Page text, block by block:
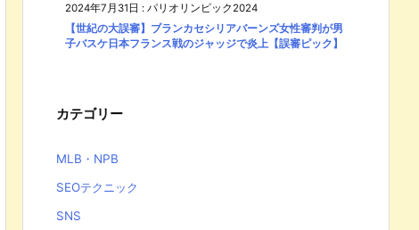
2024年7月31日 : パリオリンピック2024
【世紀の大誤審】ブランカセシリアバーンズ女性審判が男
子バスケ日本フランス戦のジャッジで炎上【誤審ピック】
カテゴリー
MLB・NPB
SEOテクニック
SNS